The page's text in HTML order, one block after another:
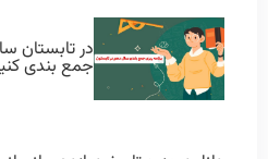
در تابستان
جمع بندی